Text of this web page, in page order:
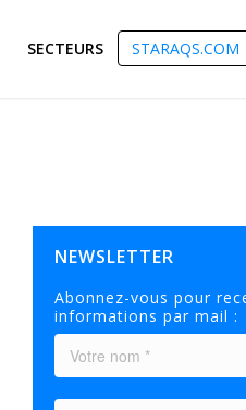
SECTEURS STARAQS.COM
NEWSLETTER